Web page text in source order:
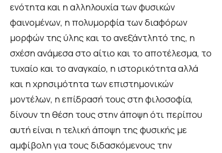
ενότητα και η αλληλουχία των φυσικών
φαινομένων, η πολυμορφία των διαφόρων
μορφών της ύλης και το ανεξάντλητό της, η
σχέση ανάμεσα στο αίτιο και το αποτέλεσμα, το
τυχαίο και το αναγκαίο, η ιστορικότητα αλλά
και η χρησιμότητα των επιστημονικών
μοντέλων, η επίδρασή τους στη φιλοσοφία,
δίνουν τη θέση τους στην άποψη ότι περίπου
αυτή είναι η τελική άποψη της φυσικής με
αμφίβολη για τους διδασκόμενους την